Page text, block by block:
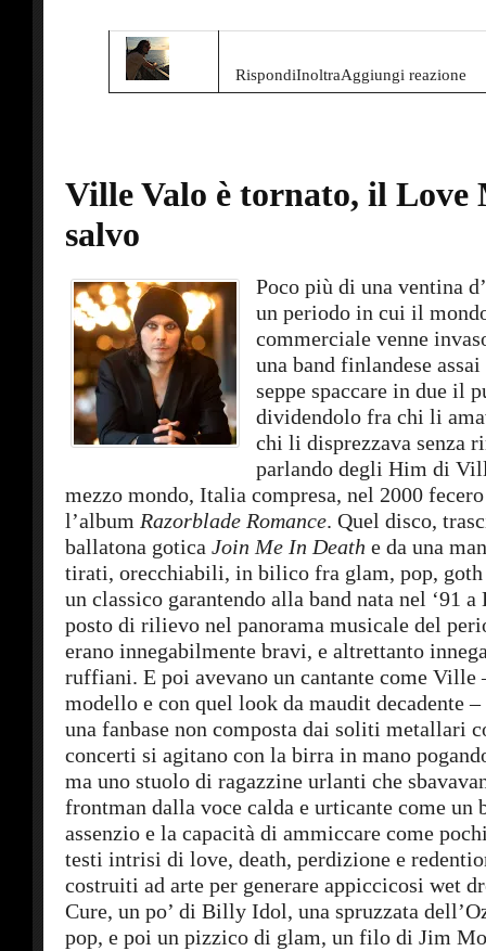
RispondiInoltraAggiungi reazione
Ville Valo è tornato, il Love
salvo
Poco più di una ventina
un periodo in cui il
commerciale venne
una band finlandese assai
seppe spaccare in due il
dividendolo fra chi li
chi li disprezzava senza
parlando degli Him di
mezzo mondo, Italia compresa, nel 2000
l’album Razorblade Romance. Quel disco,
ballatona gotica Join Me In Death e da una
tirati, orecchiabili, in bilico fra glam, pop, goth
un classico garantendo alla band nata nel ‘91
posto di rilievo nel panorama musicale del
erano innegabilmente bravi, e altrettanto
ruffiani. E poi avevano un cantante come Ville
modello e con quel look da maudit decadente
una fanbase non composta dai soliti metallari
concerti si agitano con la birra in mano
ma uno stuolo di ragazzine urlanti che
frontman dalla voce calda e urticante come un
assenzio e la capacità di ammiccare come
testi intrisi di love, death, perdizione e
costruiti ad arte per generare appiccicosi wet
Cure, un po’ di Billy Idol, una spruzzata
pop, e poi un pizzico di glam, un filo di Jim